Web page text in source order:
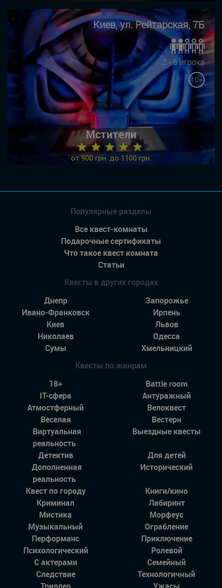
Киев, ул. Рейтарская, 7Б
2 - 5 игрока
10+
Мстители
★ ★ ★ ★ ★
от 900 грн. до 1100 грн.
Популярные разделы
Все квест-комнаты
Подарочные сертификаты
Что такое квест комната
Статьи
Квесты в других городах
Днепр
Запорожье
Ивано-Франковск
Ирпень
Киев
Львов
Николаев
Одесса
Сумы
Хмельницкий
Квесты по жанрам
18+
Battle room
IT-сфера
Антуражный
Атмостферный
Велоквест
Веселая
Вестерн
Виртуальная
реальность
Выездные квесты
Детектив
Для детей
Дополненная
реальность
Исторический
Квест по городу
Книги/кино
Криминал
Лабиринт
Мистика
Морфеус
Музыкальный
Ограбление
Перформанс
Приключение
Психологический
Ролевой
С актерами
Семейный
Следствие
Технологичный
Триллер
Ужасы